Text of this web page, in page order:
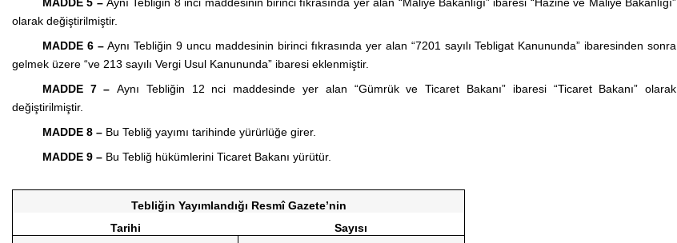
olarak değiştirilmiştir.
MADDE 6 –Aynı Tebliğin 9 uncu maddesinin birinci fıkrasında yer alan “7201 sayılı Tebligat Kanununda” ibaresinden sonra
gelmek üzere “ve 213 sayılı Vergi Usul Kanununda” ibaresi eklenmiştir.
MADDE 7 – Aynı Tebliğin 12 nci maddesinde yer alan “Gümrük ve Ticaret Bakanı” ibaresi “Ticaret Bakanı” olarak
değiştirilmiştir.
MADDE 8 –Bu Tebliğ yayımı tarihinde yürürlüğe girer.
MADDE 9 – Bu Tebliğ hükümlerini Ticaret Bakanı yürütür.
Tebliğin Yayımlandığı Resmî Gazete’nin
Tarihi
Sayısı